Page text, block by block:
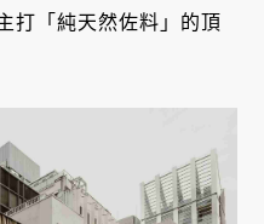
打「純天然佐料」的頂